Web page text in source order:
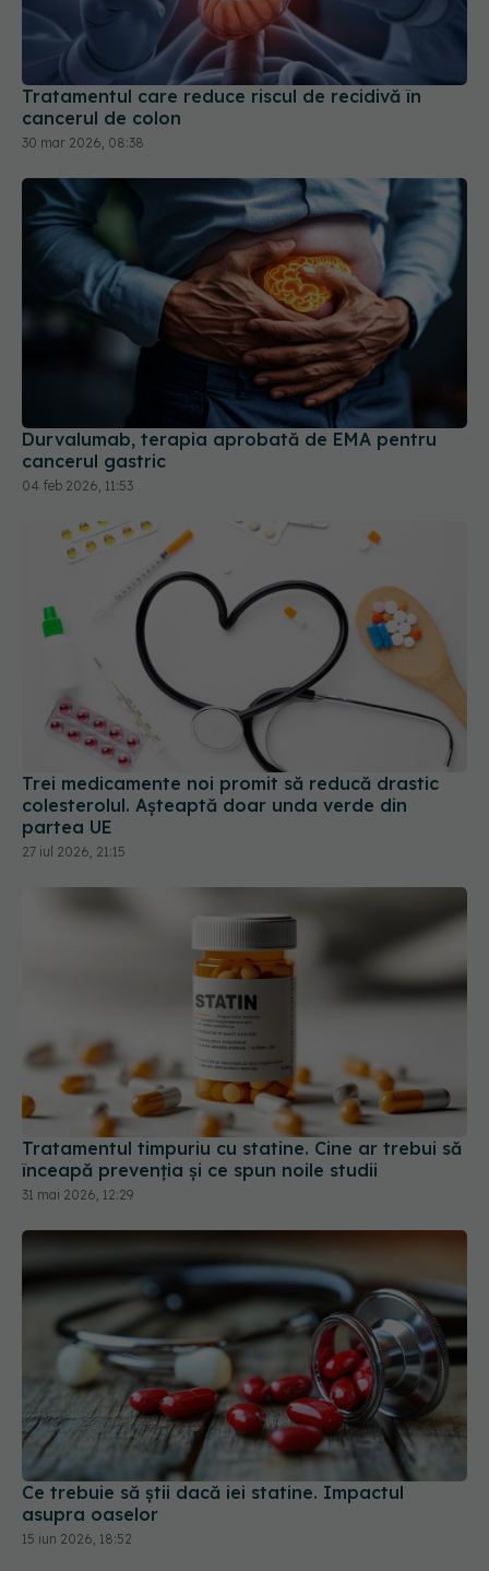
Tratamentul care reduce riscul de recidivă în
cancerul de colon
30 mar 2026, 08:38
Durvalumab, terapia aprobată de EMA pentru
cancerul gastric
04 feb 2026, 11:53
Trei medicamente noi promit să reducă drastic
colesterolul. Așteaptă doar unda verde din
partea UE
27 iul 2026, 21:15
Tratamentul timpuriu cu statine. Cine ar trebui să
înceapă prevenția și ce spun noile studii
31 mai 2026, 12:29
Ce trebuie să știi dacă iei statine. Impactul
asupra oaselor
15 iun 2026, 18:52